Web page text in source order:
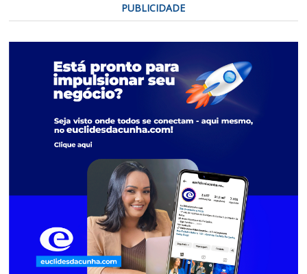
PUBLICIDADE